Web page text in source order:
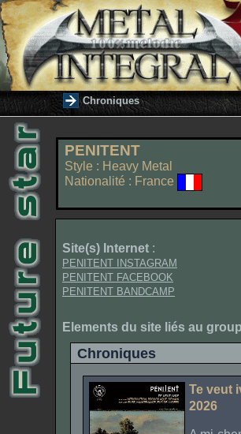
Chroniques
PENITENT
Style : Heavy Metal
Nationalité : France
Site(s) Internet :
PENITENT INSTAGRAM
PENITENT FACEBOOK
PENITENT BANDCAMP
Elements du site liés au
Chroniques
Te veut
2026